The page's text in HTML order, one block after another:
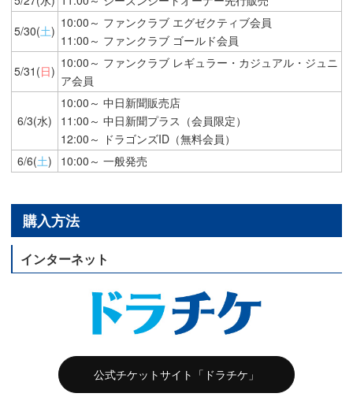
5/30(土)
10:00～ ファンクラブ エグゼクティブ会員
11:00～ ファンクラブ ゴールド会員
5/31(日)
10:00～ ファンクラブ レギュラー・カジュアル・ジュニ
ア会員
6/3(水)
10:00～ 中日新聞販売店
11:00～ 中日新聞プラス（会員限定）
12:00～ ドラゴンズID（無料会員）
6/6(土) 10:00～ 一般発売
購入方法
インターネット
公式チケットサイト「ドラチケ」